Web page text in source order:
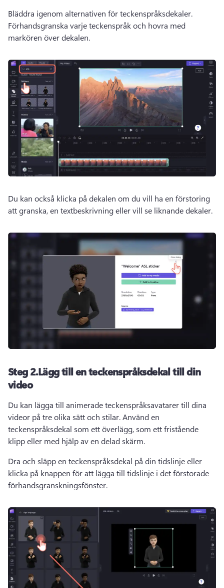
Förhandsgranska varje teckenspråk och hovra med
markören över dekalen.
Du kan också klicka på dekalen om du vill ha en förstoring
att granska, en textbeskrivning eller vill se liknande dekaler.
Steg 2.Lägg till en teckenspråksdekal till din
video
Du kan lägga till animerade teckenspråksavatarer till dina
videor på tre olika sätt och stilar. Använd en
teckenspråksdekal som ett överlägg, som ett fristående
klipp eller med hjälp av en delad skärm.
Dra och släpp en teckenspråksdekal på din tidslinje eller
klicka på knappen för att lägga till tidslinje i det förstorade
förhandsgranskningsfönster.